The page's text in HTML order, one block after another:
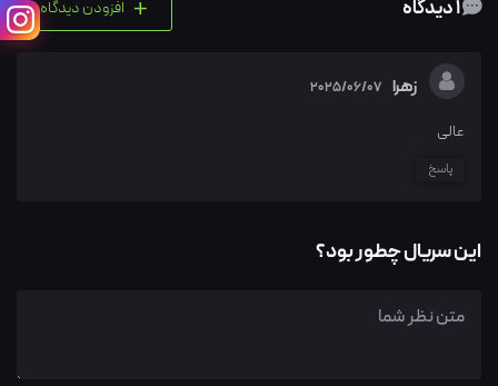
افزودن دیدگاه
زهرا 2025/06/07
عالی
پاسخ
این سریال چطور بود؟